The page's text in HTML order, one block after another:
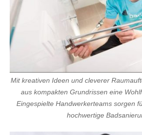
Mit kreativen Ideen und cleverer
aus kompakten Grundrissen eine
Eingespielte Handwerkerteams sorgen
hochwertige